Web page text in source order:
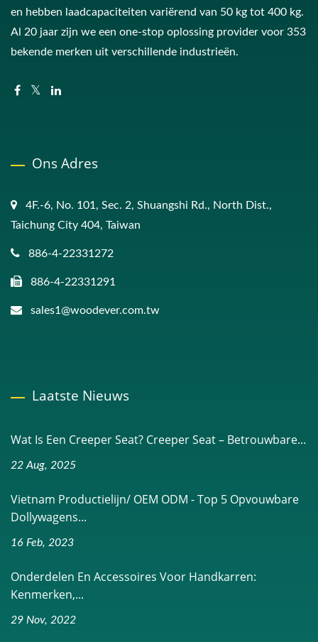
en hebben laadcapaciteiten variërend van 50 kg tot 400 kg.
Al 20 jaar zijn we een one-stop oplossing provider voor 353
bekende merken uit verschillende industrieën.
Ons Adres
4F.-6, No. 101, Sec. 2, Shuangshi Rd., North Dist.,
Taichung City 404, Taiwan
886-4-22331272
886-4-22331291
sales1@woodever.com.tw
Laatste Nieuws
Wat Is Een Creeper Seat? Creeper Seat – Betrouwbare...
22 Aug, 2025
Vietnam Productielijn/ OEM ODM - Top 5 Opvouwbare
Dollywagens...
16 Feb, 2023
Onderdelen En Accessoires Voor Handkarren:
Kenmerken,...
29 Nov, 2022